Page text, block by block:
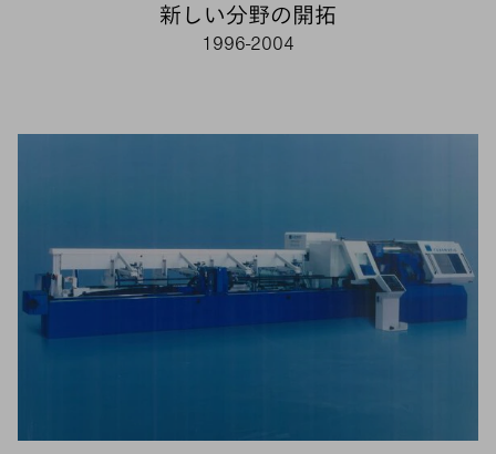
新しい分野の開拓
1996-2004